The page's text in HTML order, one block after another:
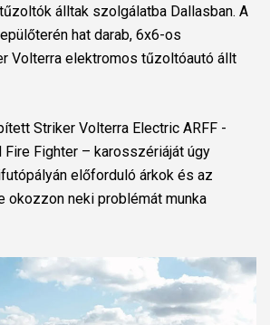
álltak szolgálatba Dallasban. A
hat darab, 6x6-os
Volterra elektromos tűzoltóautó állt
Striker Volterra Electric ARFF -
Fire Fighter – karosszériáját úgy
előforduló árkok és az
okozzon neki problémát munka